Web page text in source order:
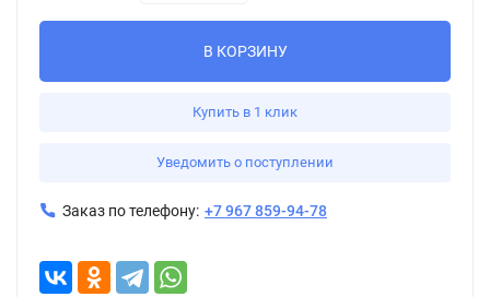
В КОРЗИНУ
Купить в 1 клик
Уведомить о поступлении
Заказ по телефону: +7 967 859-94-78